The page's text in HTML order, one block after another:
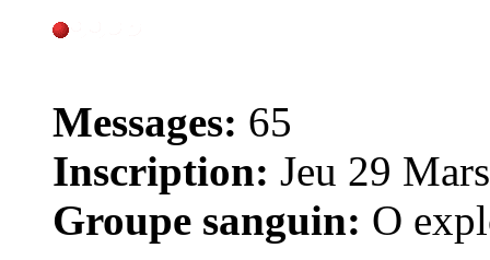
Messages: 65
Inscription: Jeu 29
Groupe sanguin: O